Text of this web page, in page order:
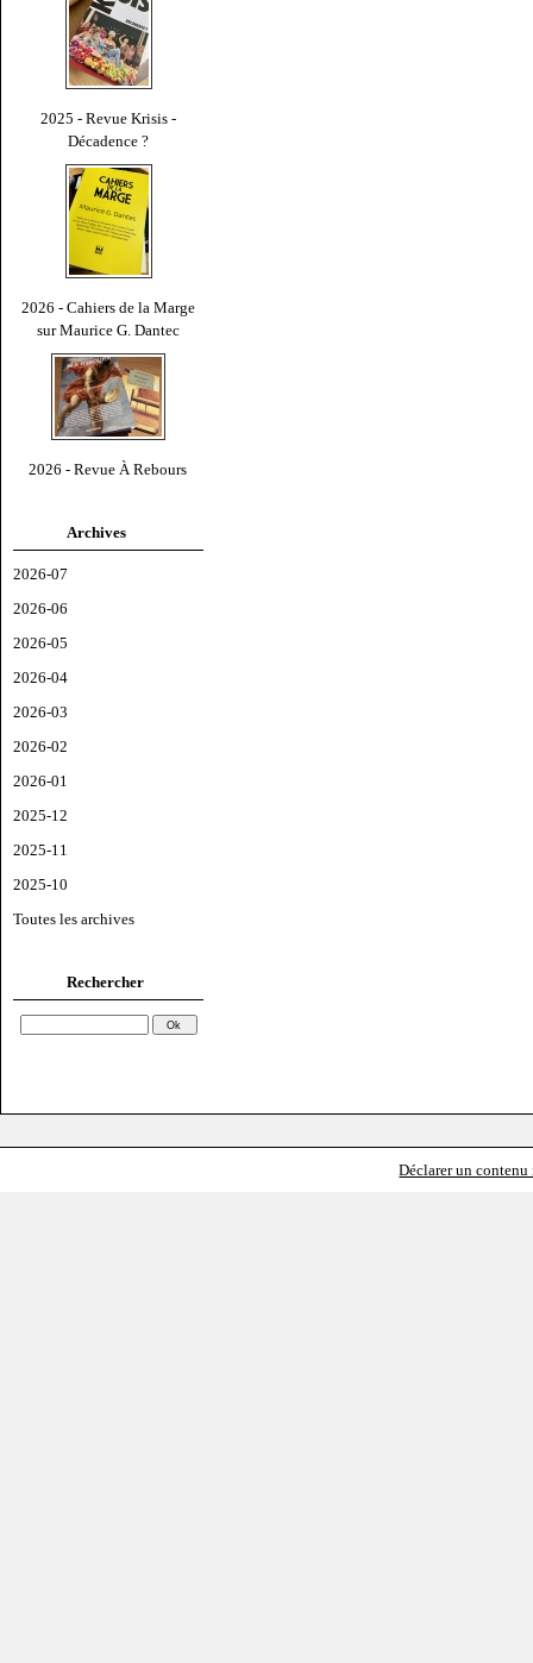
2025 - Revue Krisis -
Décadence ?
2026 - Cahiers de la Marge
sur Maurice G. Dantec
2026 - Revue À Rebours
Archives
2026-07
2026-06
2026-05
2026-04
2026-03
2026-02
2026-01
2025-12
2025-11
2025-10
Toutes les archives
Rechercher
Déclarer un